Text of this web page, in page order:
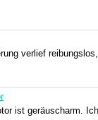
verlief
ist geräuscharm.